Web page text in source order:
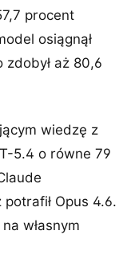
procent
osiągnął
aż 80,6
wiedzę z
5.4 o równe 79
Opus 4.6.
własnym